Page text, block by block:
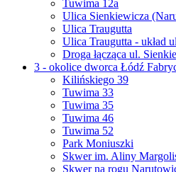
Tuwima 12a
Ulica Sienkiewicza
Ulica Traugutta
Ulica Traugutta - układ
Droga łącząca ul.
3 - okolice dworca Łódź
Kilińskiego 39
Tuwima 33
Tuwima 35
Tuwima 46
Tuwima 52
Park Moniuszki
Skwer im. Aliny
Skwer na rogu